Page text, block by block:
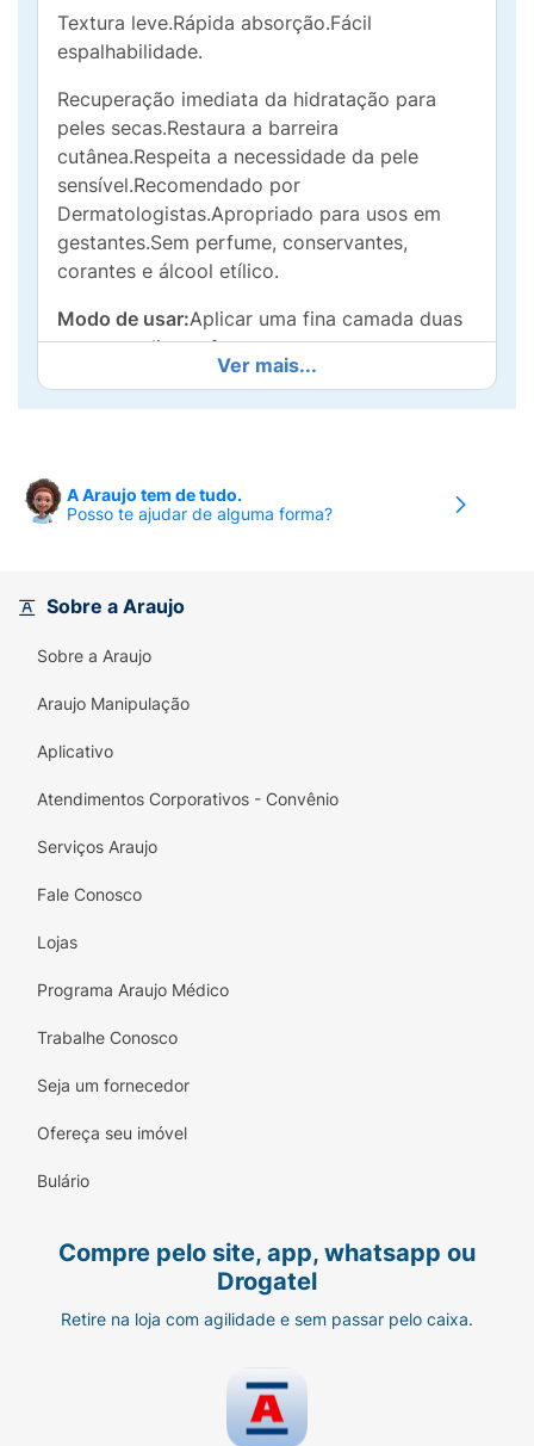
Textura leve.Rápida absorção.Fácil
espalhabilidade.
Recuperação imediata da hidratação para
peles secas.Restaura a barreira
cutânea.Respeita a necessidade da pele
sensível.Recomendado por
Dermatologistas.Apropriado para usos em
gestantes.Sem perfume, conservantes,
corantes e álcool etílico.
Modo de usar:Aplicar uma fina camada duas
vezes ao dia, na face e corpo e sempre que
Ver mais...
A Araujo tem de tudo.
Posso te ajudar de alguma forma?
Sobre a Araujo
Sobre a Araujo
Araujo Manipulação
Aplicativo
Atendimentos Corporativos - Convênio
Serviços Araujo
Fale Conosco
Lojas
Programa Araujo Médico
Trabalhe Conosco
Seja um fornecedor
Ofereça seu imóvel
Bulário
Compre pelo site, app, whatsapp ou
Drogatel
Retire na loja com agilidade e sem passar pelo caixa.